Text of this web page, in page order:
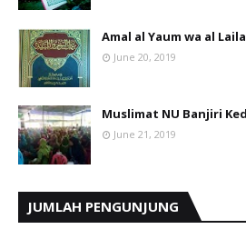
Amal al Yaum wa al
June 20, 2019
Muslimat NU Banjiri
June 21, 2019
JUMLAH PENGUNJUNG